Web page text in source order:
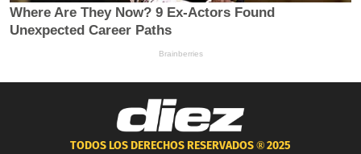
TODOS LOS DERECHOS RESERVADOS ®2025